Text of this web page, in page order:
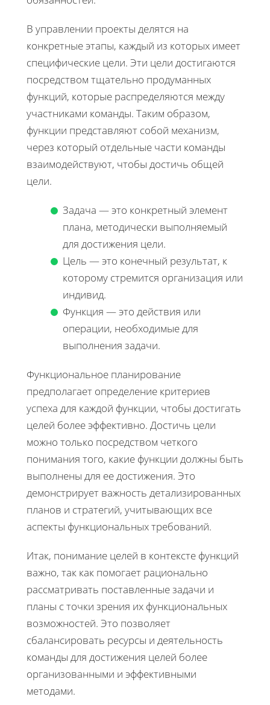
В управлении проекты делятся на
конкретные этапы, каждый из которых имеет
специфические цели. Эти цели достигаются
посредством тщательно продуманных
функций, которые распределяются между
участниками команды. Таким образом,
функции представляют собой механизм,
через который отдельные части команды
взаимодействуют, чтобы достичь общей
цели.
Задача — это конкретный элемент
плана, методически выполняемый
для достижения цели.
Цель — это конечный результат, к
которому стремится организация или
индивид.
Функция — это действия или
операции, необходимые для
выполнения задачи.
Функциональное планирование
предполагает определение критериев
успеха для каждой функции, чтобы достигать
целей более эффективно. Достичь цели
можно только посредством четкого
понимания того, какие функции должны быть
выполнены для ее достижения. Это
демонстрирует важность детализированных
планов и стратегий, учитывающих все
аспекты функциональных требований.
Итак, понимание целей в контексте функций
важно, так как помогает рационально
рассматривать поставленные задачи и
планы с точки зрения их функциональных
возможностей. Это позволяет
сбалансировать ресурсы и деятельность
команды для достижения целей более
организованными и эффективными
методами.